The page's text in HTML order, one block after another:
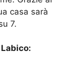
casa sarà
7.
Labico: